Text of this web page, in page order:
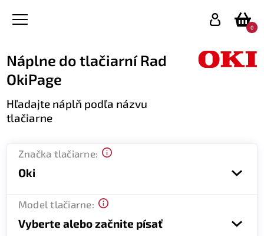
0
Náplne do tlačiarní Rad
OkiPage
Hľadajte náplň podľa názvu
tlačiarne
Značka tlačiarne:
Oki
Model tlačiarne:
Vyberte alebo začnite písať